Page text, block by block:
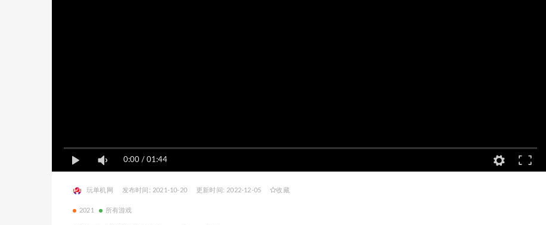
0:00 / 01:44
玩单机网 发布时间: 2021-10-20 更新时间: 2022-12-05 收藏
2021 所有游戏